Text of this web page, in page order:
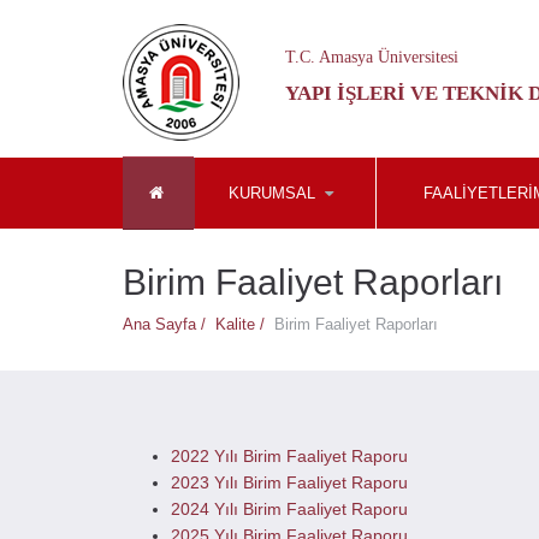
T.C. Amasya Üniversitesi
YAPI İŞLERI VE TEKNIK
KURUMSAL
Birim Faaliyet Raporları
Ana Sayfa / Kalite / Birim Faaliyet Raporları
2022 Yılı Birim Faaliyet Raporu
2023 Yılı Birim Faaliyet Raporu
2024 Yılı Birim Faaliyet Raporu